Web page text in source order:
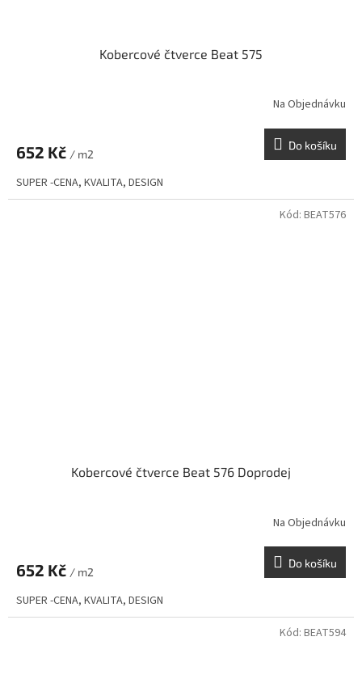
Kobercové čtverce Beat 575
Na Objednávku
652 Kč / m2
Do košíku
SUPER -CENA, KVALITA, DESIGN
Kobercové čtverce Beat 576 Doprodej
Na Objednávku
652 Kč / m2
Do košíku
SUPER -CENA, KVALITA, DESIGN
Kód: BEAT576
Kód: BEAT594